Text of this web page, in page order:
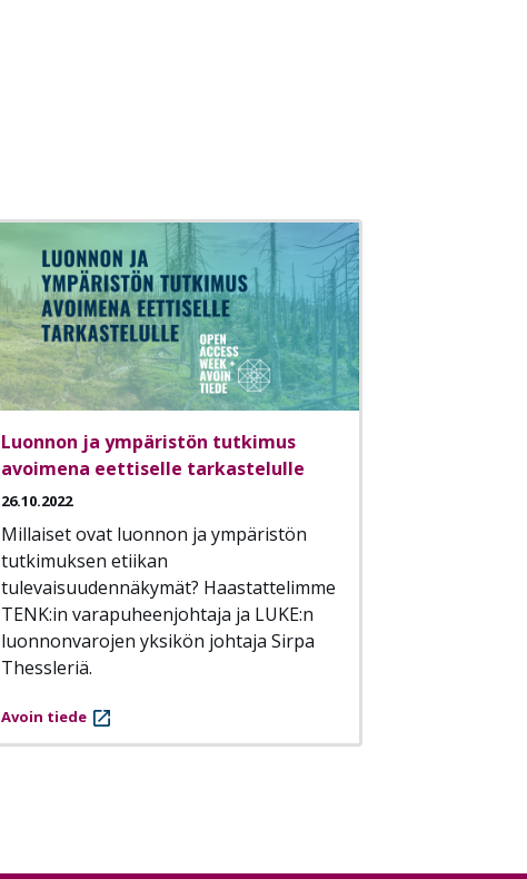
Luonnon ja ympäristön tutkimus
avoimena eettiselle tarkastelulle
26.10.2022
Millaiset ovat luonnon ja ympäristön
tutkimuksen etiikan
tulevaisuudennäkymät? Haastattelimme
TENK:in varapuheenjohtaja ja LUKE:n
luonnonvarojen yksikön johtaja Sirpa
Thessleriä.
Avoin tiede